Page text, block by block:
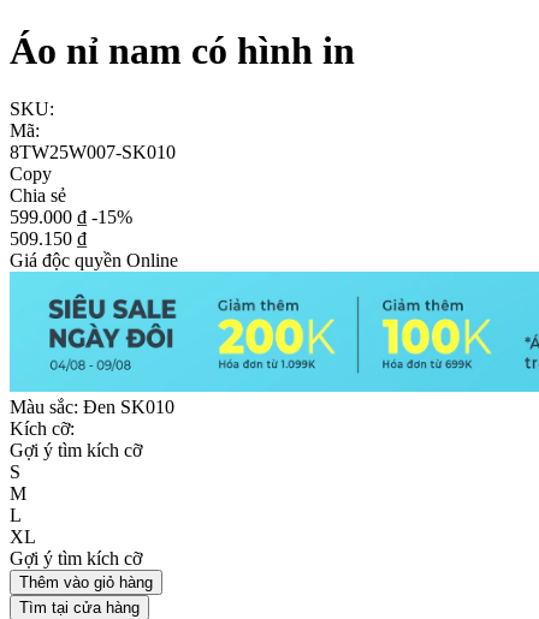
Áo nỉ nam có hình in
SKU:
Mã:
8TW25W007-SK010
Copy
Chia sẻ
599.000 ₫ -15%
509.150 ₫
Giá độc quyền Online
Màu sắc: Đen SK010
Kích cỡ:
Gợi ý tìm kích cỡ
S
M
L
XL
Gợi ý tìm kích cỡ
Thêm vào giỏ hàng
Tìm tại cửa hàng